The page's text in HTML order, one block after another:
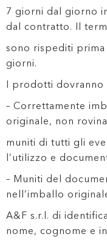
7 giorni dal giorno
dal contratto. Il
sono rispediti
giorni.
I prodotti dovranno
– Correttamente
originale, non
muniti di tutti gli
l’utilizzo e
– Muniti del
nell’imballo
A&F s.r.l. di
nome, cognome e